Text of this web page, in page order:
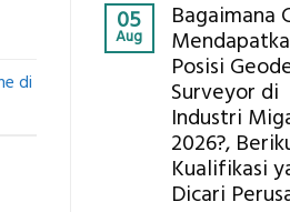
di
Per
m²
05
Aug
Bagaimana
Posisi
Surveyor di
Industri
2026?,
Kualifikasi
Dicari